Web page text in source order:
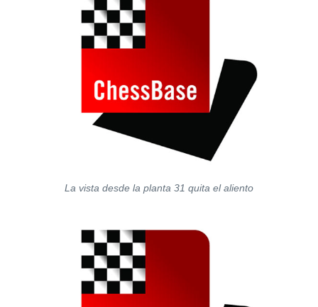
La vista desde la planta 31 quita el aliento